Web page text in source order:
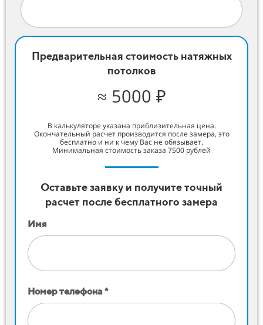
Предварительная стоимость натяжных
потолков
≈ 5000 ₽
В калькуляторе указана приблизительная цена.
Окончательный расчет производится после замера, это
бесплатно и ни к чему Вас не обязывает.
Минимальная стоимость заказа 7500 рублей
Оставьте заявку и получите точный
расчет после бесплатного замера
Имя
Номер телефона *